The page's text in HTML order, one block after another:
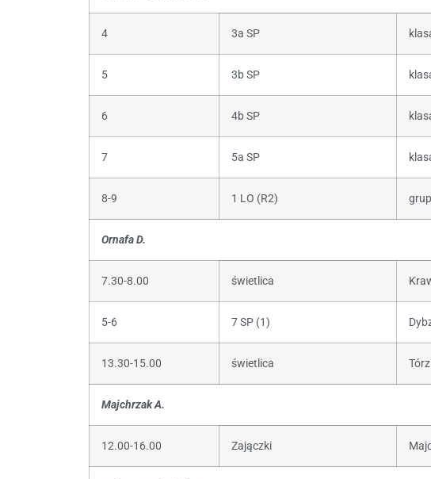
4 3a SP
5 3b SP
6 4b SP
7 5a SP
8-9 1 LO (R2)
Ornafa D.
7.30-8.00 świetlica
5-6 7 SP (1)
13.30-15.00 świetlica
Majchrzak A.
12.00-16.00 Zajączki